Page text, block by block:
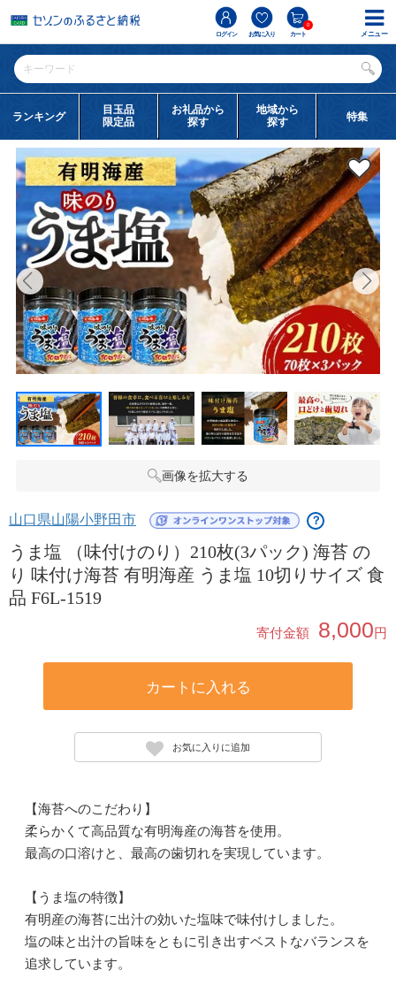
ログイン お気に入り カート
0
ランキング
目玉品
限定品
お礼品から
探す
地域から
探す
特集
画像を拡大する
山口県山陽小野田市 ？
うま塩 （味付けのり）210枚(3パック) 海苔 の
り 味付け海苔 有明海産 うま塩 10切りサイズ 食
品 F6L-1519
寄付金額 8,000円
カートに入れる
お気に入りに追加
【海苔へのこだわり】
柔らかくて高品質な有明海産の海苔を使用。
最高の口溶けと、最高の歯切れを実現しています。
【うま塩の特徴】
有明産の海苔に出汁の効いた塩味で味付けしました。
塩の味と出汁の旨味をともに引き出すベストなバランスを
追求しています。
メニュー